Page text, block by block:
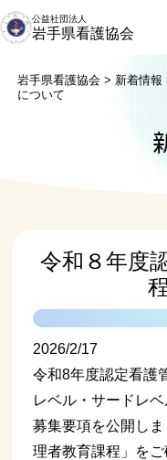
公益社団法人
岩手県看護協会
岩手県看護協会 > 新着情報
について
令和８年度
2026/2/17
令和8年度認定看護
レベル・サードレベ
募集要項を公開しま
理者教育課程」をご